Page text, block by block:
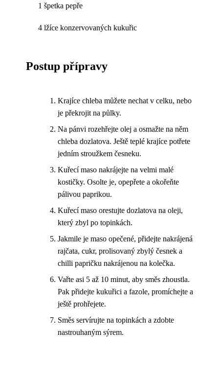
1 špetka pepře
4 lžíce konzervovaných kukuřic
Postup přípravy
Krajíce chleba můžete nechat v celku, nebo
je překrojit na půlky.
Na pánvi rozehřejte olej a osmažte na něm
chleba dozlatova. Ještě teplé krajíce potřete
jedním stroužkem česneku.
Kuřecí maso nakrájejte na velmi malé
kostičky. Osolte je, opepřete a okořeňte
pálivou paprikou.
Kuřecí maso orestujte dozlatova na oleji,
který zbyl po topinkách.
Jakmile je maso opečené, přidejte nakrájená
rajčata, cukr, prolisovaný zbylý česnek a
chilli papričku nakrájenou na kolečka.
Vařte asi 5 až 10 minut, aby směs zhoustla.
Pak přidejte kukuřici a fazole, promíchejte a
ještě prohřejete.
Směs servírujte na topinkách a zdobte
nastrouhaným sýrem.